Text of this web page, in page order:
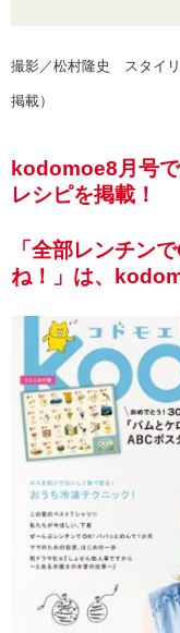
撮影／松村隆史 スタイ
掲載）
kodomoe8月号
レシピを掲載！
「全部レンチン
ね！」は、